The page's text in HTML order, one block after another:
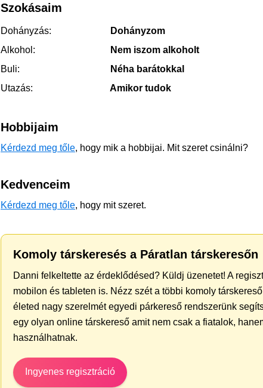
Szokásaim
Dohányzás:
Dohányzom
Alkohol:
Nem iszom alkoholt
Buli:
Néha barátokkal
Utazás:
Amikor tudok
Hobbijaim
Kérdezd meg tőle, hogy mik a hobbijai. Mit szeret csinálni?
Kedvenceim
Kérdezd meg tőle, hogy mit szeret.
Komoly társkeresés a Páratlan társkeresőn
Danni felkeltette az érdeklődésed? Küldj üzenetet! A
mobilon és tableten is. Nézz szét a többi komoly
életed nagy szerelmét egyedi párkereső rendszerünk
egy olyan online társkereső amit nem csak a fiatalok,
használhatnak.
Ingyenes regisztráció